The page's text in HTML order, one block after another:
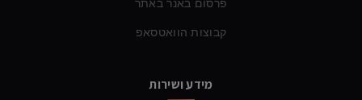
פרסום באנר באתר
קבוצות הוואטסאפ
מידע ושירות